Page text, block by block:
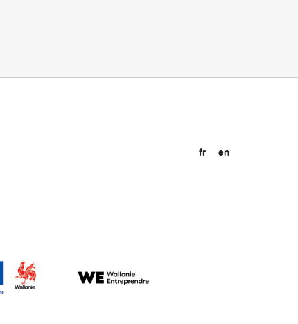
fr en